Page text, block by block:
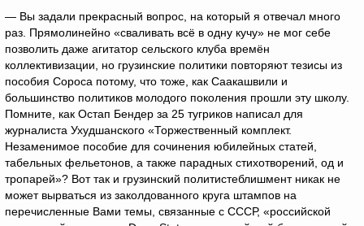
— Вы задали прекрасный вопрос, на который я отвечал много
раз. Прямолинейно «сваливать всё в одну кучу» не мог себе
позволить даже агитатор сельского клуба времён
коллективизации, но грузинские политики повторяют тезисы из
пособия Сороса потому, что тоже, как Саакашвили и
большинство политиков молодого поколения прошли эту школу.
Помните, как Остап Бендер за 25 тугриков написал для
журналиста Ухудшанского «Торжественный комплект.
Незаменимое пособие для сочинения юбилейных статей,
табельных фельетонов, а также парадных стихотворений, од и
тропарей»? Вот так и грузинский политистеблишмент никак не
может вырваться из заколдованного круга штампов на
перечисленные Вами темы, связанные с СССР, «российской